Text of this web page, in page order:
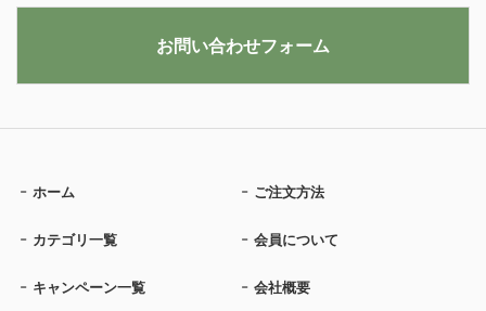
ホーム ご注文方法
カテゴリ一覧 会員について
キャンペーン一覧 会社概要
お問い合わせフォーム